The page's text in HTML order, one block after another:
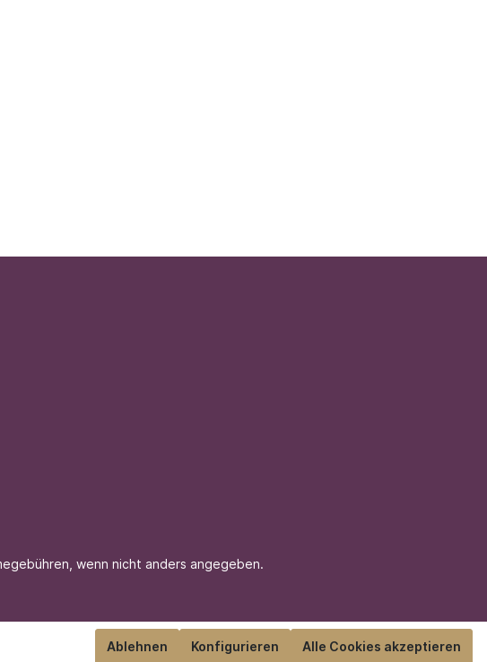
wenn nicht anders angegeben.
Ablehnen Konfigurieren Alle Cookies akzeptieren